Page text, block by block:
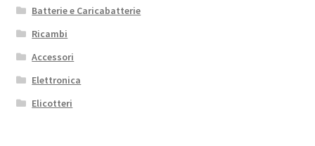
Batterie e Caricabatterie
Ricambi
Accessori
Elettronica
Elicotteri